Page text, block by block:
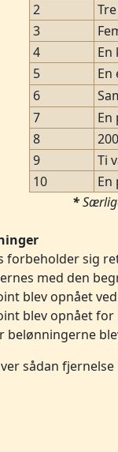
2
3
4
En
5
En
6
7
En
8
9
Ti
10
*
forbeholder sig
med den
blev opnået
blev opnået
belønningerne
sådan